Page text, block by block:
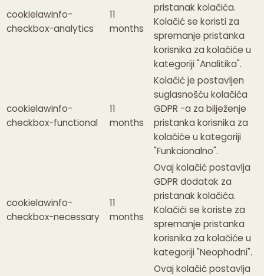
cookielawinfo-
checkbox-analytics
11
months
pristanak kolačića.
Kolačić se koristi za
spremanje pristanka
korisnika za kolačiće u
kategoriji "Analitika".
cookielawinfo-
checkbox-functional
11
months
Kolačić je postavljen
suglasnošću kolačića
GDPR -a za bilježenje
pristanka korisnika za
kolačiće u kategoriji
"Funkcionalno".
cookielawinfo-
checkbox-necessary
11
months
Ovaj kolačić postavlja
GDPR dodatak za
pristanak kolačića.
Kolačići se koriste za
spremanje pristanka
korisnika za kolačiće u
kategoriji "Neophodni".
Ovaj kolačić postavlja